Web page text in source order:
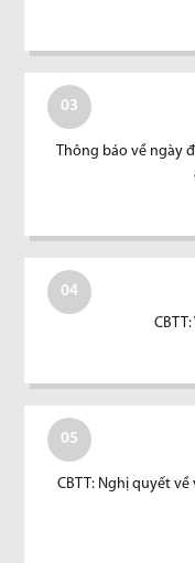
03
Thông báo về ngày
04
05
CBTT: Nghị quyết